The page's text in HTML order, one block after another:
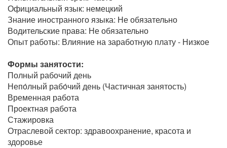
Официальный язык: немецкий
Знание иностранного языка: Не обязательно
Водительские права: Не обязательно
Опыт работы: Влияние на заработную плату - Низкое
Формы занятости:
Полный рабочий день
Непо́лный рабо́чий день (Частичная занятость)
Временная работа
Проектная работа
Стажировка
Отраслевой сектор: здравоохранение, красота и
здоровье